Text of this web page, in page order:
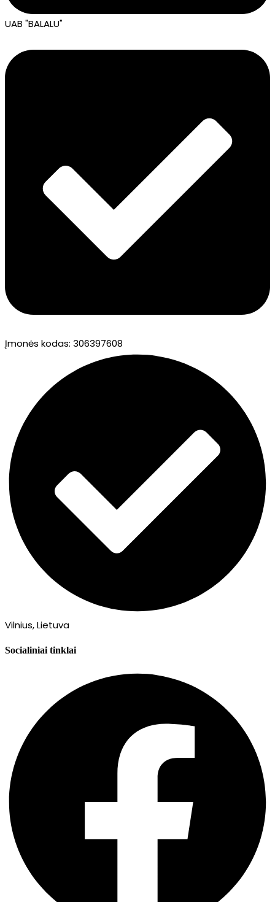
UAB "BALALU"
Įmonės kodas: 306397608
Vilnius, Lietuva
Socialiniai tinklai